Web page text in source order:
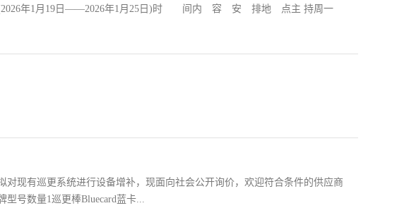
排(2026年1月19日——2026年1月25日)时 间内 容 安 排地 点主 持周一
现有巡更系统进行设备增补，现面向社会公开询价，欢迎符合条件的供应商
号数量1巡更棒Bluecard蓝卡...